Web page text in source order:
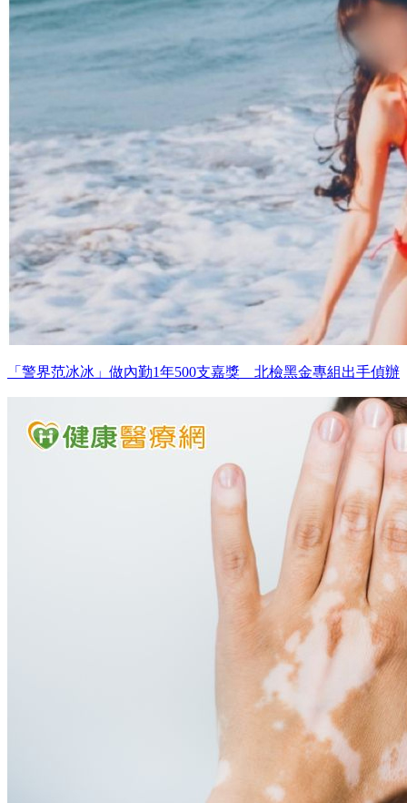
「警界范冰冰」做內勤1年500支嘉獎 北檢黑金專組出手偵辦